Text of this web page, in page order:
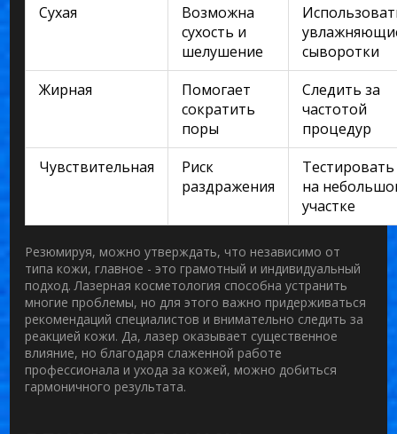
Сухая
Возможна
сухость и
шелушение
сыворотки
Жирная
Помогает
сократить
поры
Следить за
частотой
процедур
Чувствительная
Риск
раздражения
Тестировать
на
участке
Резюмируя, можно утверждать, что независимо от
типа кожи, главное - это грамотный и индивидуальный
подход. Лазерная косметология способна устранить
многие проблемы, но для этого важно придерживаться
рекомендаций специалистов и внимательно следить за
реакцией кожи. Да, лазер оказывает существенное
влияние, но благодаря слаженной работе
профессионала и ухода за кожей, можно добиться
гармоничного результата.